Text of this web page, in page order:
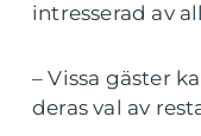
intresserad av
– Vissa gäster
deras val av